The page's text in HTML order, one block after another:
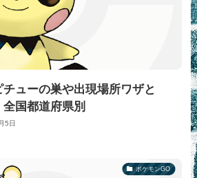
チューの巣や出現場所ワザと
国都道府県別
5日
ポケモンGO